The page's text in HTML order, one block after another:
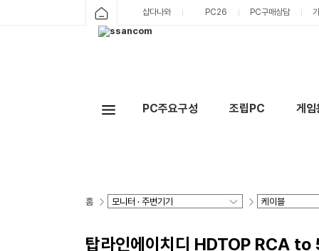
샵다나와 PC26 PC구매상담
PC주요구성 조립PC 게
홈
탑라인에이치디 HDTOP RCA